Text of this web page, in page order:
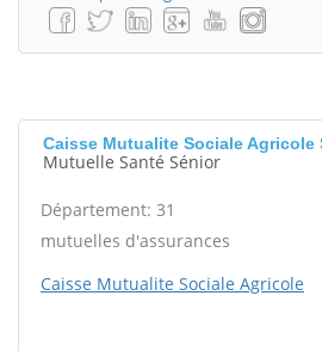
Caisse Mutualite Sociale Agricole
Mutuelle Santé Sénior
Département: 31
mutuelles d'assurances
Caisse Mutualite Sociale Agricole